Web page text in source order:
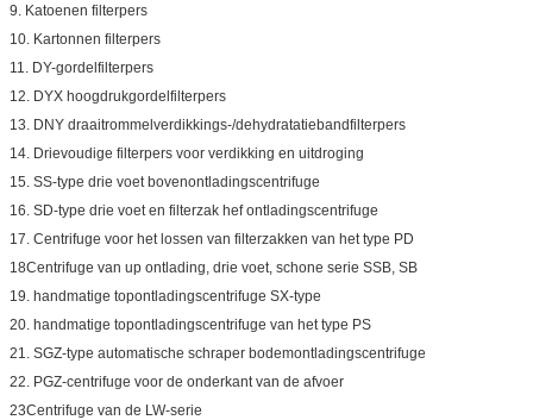
9. Katoenen filterpers
10. Kartonnen filterpers
11. DY-gordelfilterpers
12. DYX hoogdrukgordelfilterpers
13. DNY draaitrommelverdikkings-/dehydratatiebandfilterpers
14. Drievoudige filterpers voor verdikking en uitdroging
15. SS-type drie voet bovenontladingscentrifuge
16. SD-type drie voet en filterzak hef ontladingscentrifuge
17. Centrifuge voor het lossen van filterzakken van het type PD
18Centrifuge van up ontlading, drie voet, schone serie SSB, SB
19. handmatige topontladingscentrifuge SX-type
20. handmatige topontladingscentrifuge van het type PS
21. SGZ-type automatische schraper bodemontladingscentrifuge
22. PGZ-centrifuge voor de onderkant van de afvoer
23Centrifuge van de LW-serie